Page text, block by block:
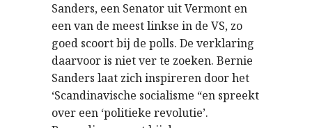
Sanders, een Senator uit Vermont en
een van de meest linkse in de VS, zo
goed scoort bij de polls. De verklaring
daarvoor is niet ver te zoeken. Bernie
Sanders laat zich inspireren door het
‘Scandinavische socialisme “en spreekt
over een ‘politieke revolutie’.